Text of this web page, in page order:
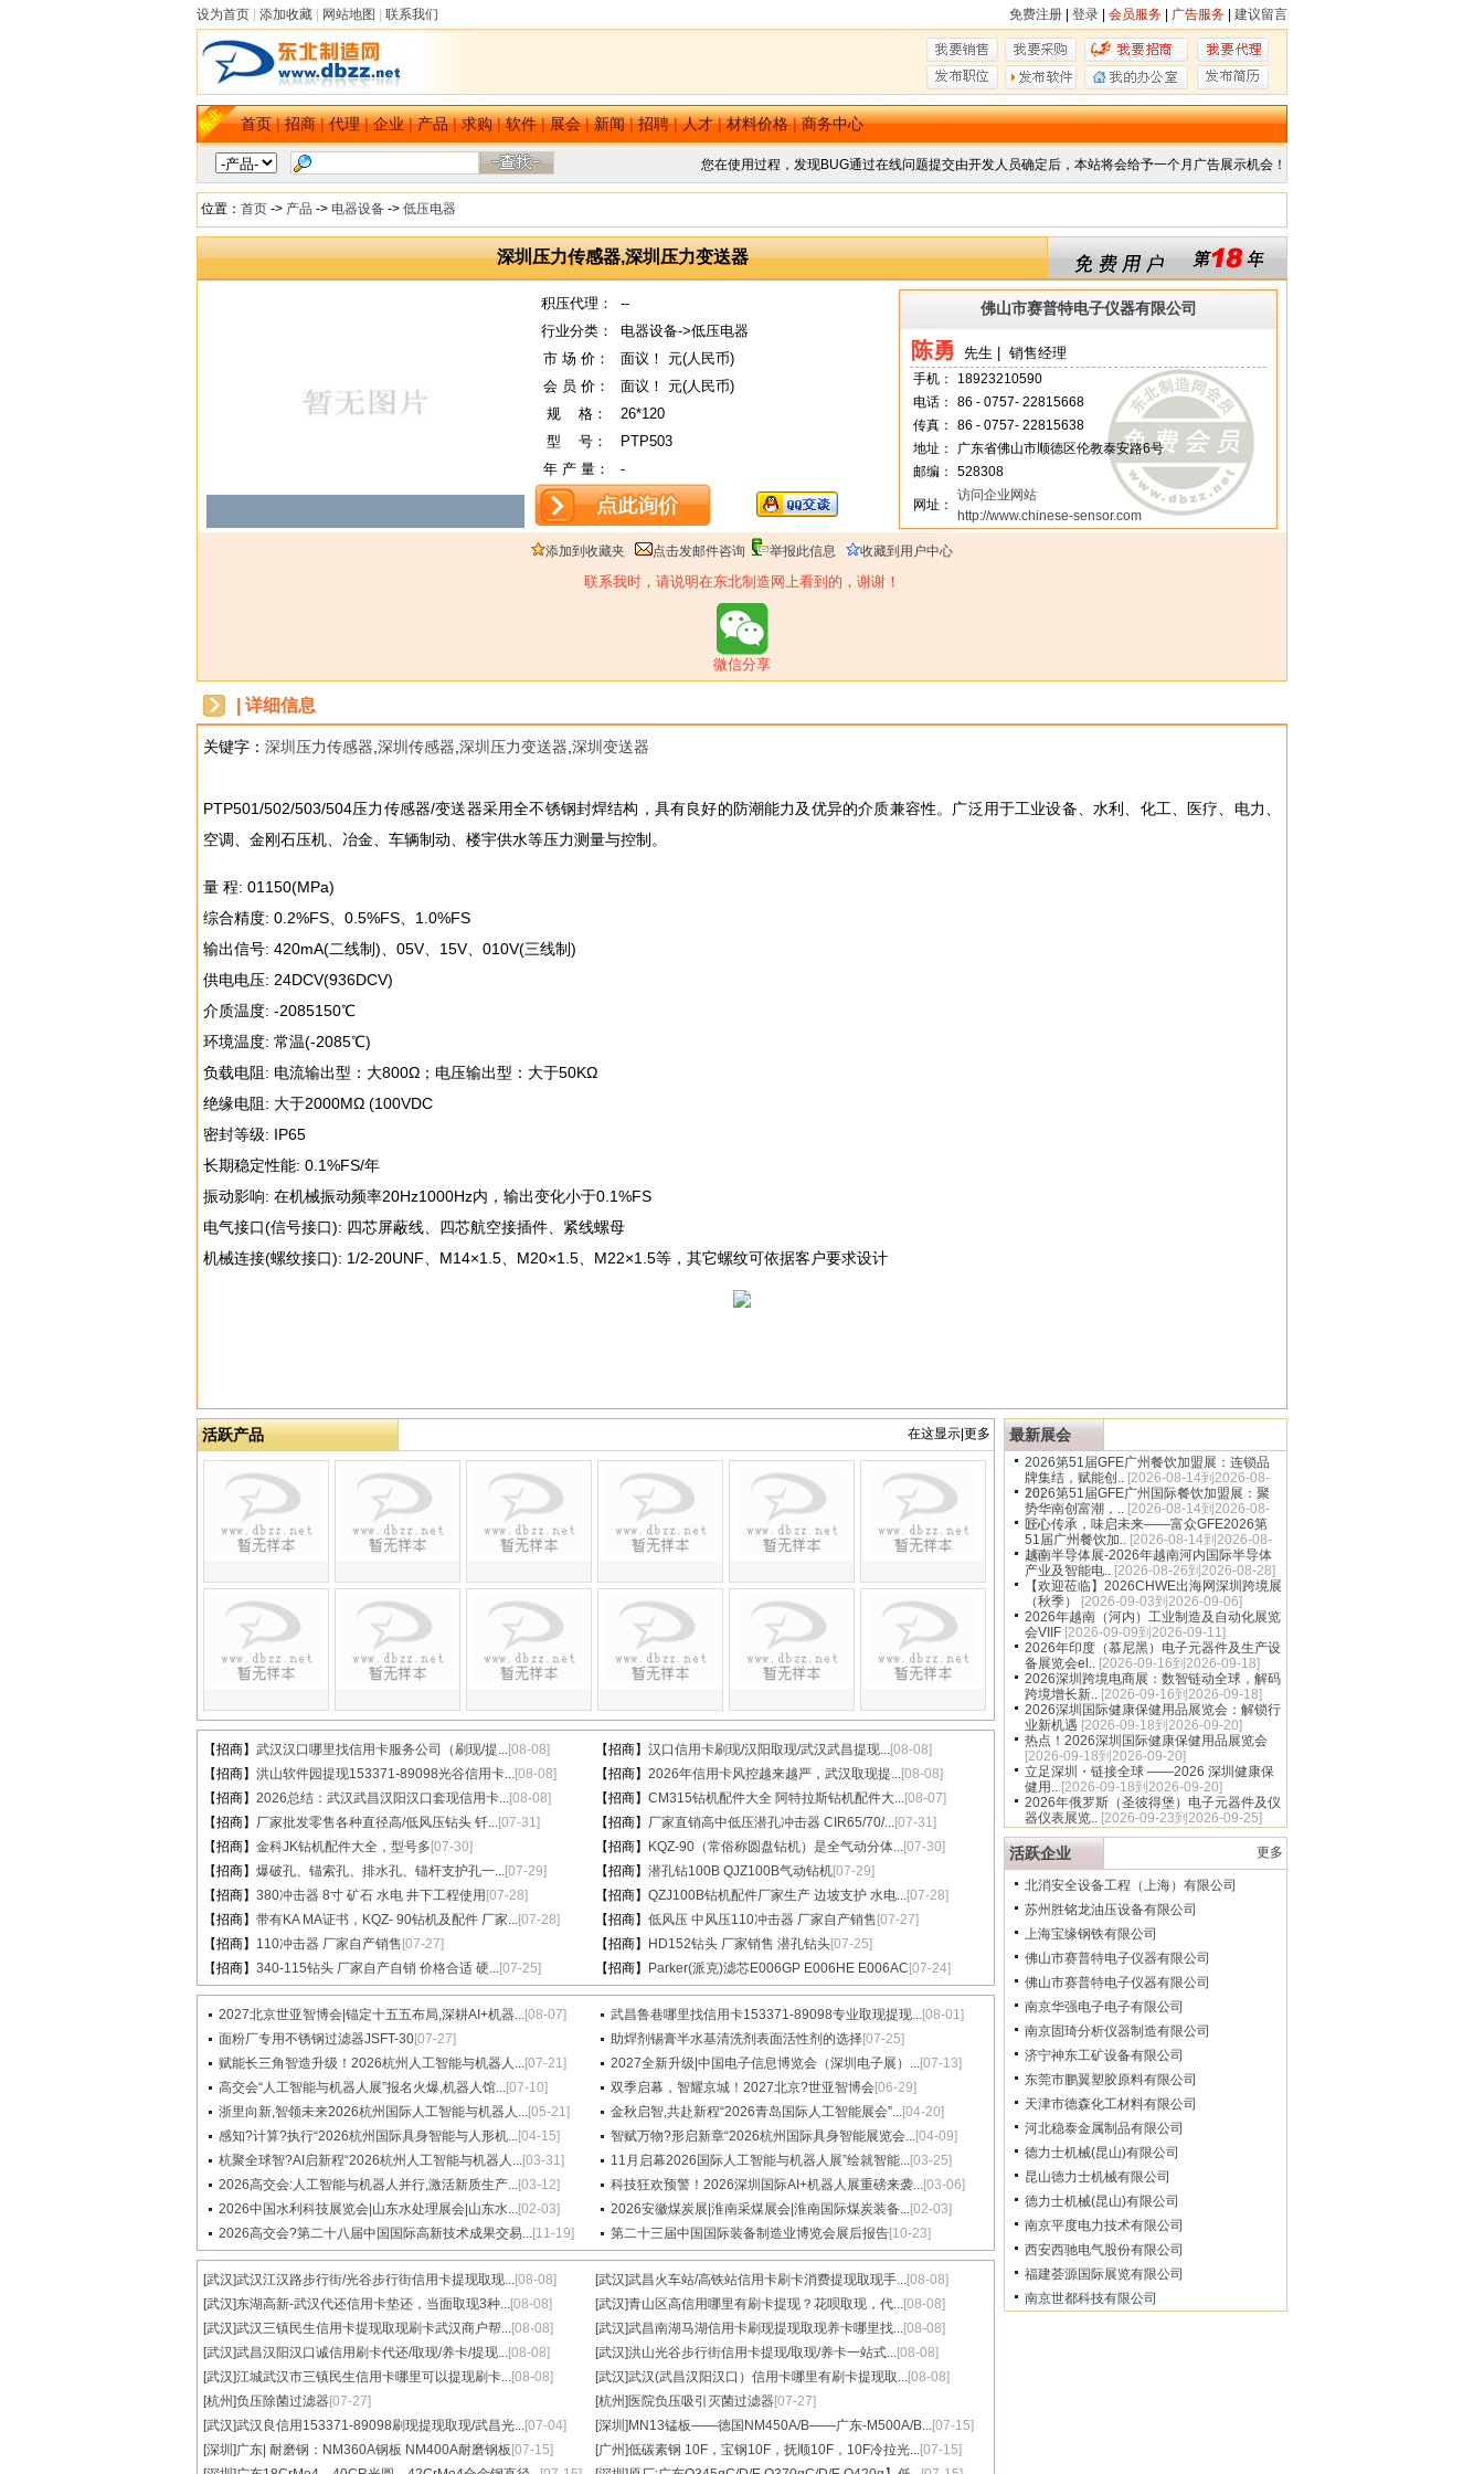
设为首页 添加收藏 网站地图 联系我们 免费注册 登录 会员服务 广告服务 建议留言
首页|招商|代理|企业|产品|求购|软件|展会|新闻|招聘|人才|材料价格|商务中心
您在使用过程，发现BUG通过在线问题提交由开发人员确定后，本站将会给予一个月广告展示机会！
位置： 首页 -> 产品 -> 电器设备 -> 低压电器
深圳压力传感器,深圳压力变送器
积压代理：
--
行业分类：
电器设备->低压电器
市 场 价：
面议！ 元(人民币)
会 员 价：
面议！ 元(人民币)
规
格：
26*120
型
号：
PTP503
年 产 量：
-
佛山市赛普特电子仪器有限公司
陈勇 先生 | 销售经理
手机：
18923210590
电话：
86 - 0757- 22815668
传真：
86 - 0757- 22815638
地址：
广东省佛山市顺德区伦教泰安路6号
邮编：
528308
网址：
访问企业网站
http://www.chinese-sensor.com
添加到收藏夹 点击发邮件咨询 举报此信息 收藏到用户中心
联系我时，请说明在东北制造网上看到的，谢谢！
微信分享
| 详细信息
关键字： 深圳压力传感器 深圳传感器 深圳压力变送器 深圳变送器
PTP501/502/503/504压力传感器/变送器采用全不锈钢封焊结构，具有良好的防潮能力及优异的介质兼容性。广泛用于工业设备、水利、化工、医疗、电力、
空调、金刚石压机、冶金、车辆制动、楼宇供水等压力测量与控制。
量 程: 01150(MPa)
综合精度: 0.2%FS、0.5%FS、1.0%FS
输出信号: 420mA(二线制)、05V、15V、010V(三线制)
供电电压: 24DCV(936DCV)
介质温度: -2085150℃
环境温度: 常温(-2085℃)
负载电阻: 电流输出型：大800Ω；电压输出型：大于50KΩ
绝缘电阻: 大于2000MΩ (100VDC
密封等级: IP65
长期稳定性能: 0.1%FS/年
振动影响: 在机械振动频率20Hz1000Hz内，输出变化小于0.1%FS
电气接口(信号接口): 四芯屏蔽线、四芯航空接插件、紧线螺母
机械连接(螺纹接口): 1/2-20UNF、M14×1.5、M20×1.5、M22×1.5等，其它螺纹可依据客户要求设计
活跃产品 在这显示|更多
【招商】 武汉汉口哪里找信用卡服务公司（刷现/提...[08-08] 【招商】 汉口信用卡刷现/汉阳取现/武汉武昌提现...[08-08]
【招商】 洪山软件园提现153371-89098光谷信用卡...[08-08] 【招商】 2026年信用卡风控越来越严，武汉取现提...[08-08]
【招商】 2026总结：武汉武昌汉阳汉口套现信用卡...[08-08] 【招商】 CM315钻机配件大全 阿特拉斯钻机配件大...[08-07]
【招商】 厂家批发零售各种直径高/低风压钻头 钎...[07-31] 【招商】 厂家直销高中低压潜孔冲击器 CIR65/70/...[07-31]
【招商】 金科JK钻机配件大全，型号多 [07-30] 【招商】 KQZ-90（常俗称圆盘钻机）是全气动分体...[07-30]
【招商】 爆破孔、锚索孔、排水孔、锚杆支护孔一...[07-29] 【招商】 潜孔钻100B QJZ100B气动钻机[07-29]
【招商】 380冲击器 8寸 矿石 水电 井下工程使用 [07-28] 【招商】 QZJ100B钻机配件厂家生产 边坡支护 水电...[07-28]
【招商】 带有KA MA证书，KQZ- 90钻机及配件 厂家...[07-28] 【招商】 低风压 中风压110冲击器 厂家自产销售 [07-27]
【招商】 110冲击器 厂家自产销售 [07-27] 【招商】 HD152钻头 厂家销售 潜孔钻头[07-25]
【招商】 340-115钻头 厂家自产自销 价格合适 硬...[07-25] 【招商】 Parker(派克)滤芯E006GP E006HE E006AC [07-24]
2027北京世亚智博会|锚定十五五布局,深耕AI+机器...[08-07] 武昌鲁巷哪里找信用卡153371-89098专业取现提现...[08-01]
面粉厂专用不锈钢过滤器JSFT-30[07-27] 助焊剂锡膏半水基清洗剂表面活性剂的选择[07-25]
赋能长三角智造升级！2026杭州人工智能与机器人...[07-21] 2027全新升级|中国电子信息博览会（深圳电子展）...[07-13]
高交会“人工智能与机器人展”报名火爆,机器人馆...[07-10] 双季启幕，智耀京城！2027北京?世亚智博会[06-29]
浙里向新,智领未来2026杭州国际人工智能与机器人...[05-21] 金秋启智,共赴新程“2026青岛国际人工智能展会”...[04-20]
感知?计算?执行“2026杭州国际具身智能与人形机...[04-15] 智赋万物?形启新章“2026杭州国际具身智能展览会...[04-09]
杭聚全球智?AI启新程“2026杭州人工智能与机器人...[03-31] 11月启幕2026国际人工智能与机器人展”绘就智能...[03-25]
2026高交会:人工智能与机器人并行,激活新质生产...[03-12] 科技狂欢预警！2026深圳国际AI+机器人展重磅来袭...[03-06]
2026中国水利科技展览会|山东水处理展会|山东水...[02-03] 2026安徽煤炭展|淮南采煤展会|淮南国际煤炭装备...[02-03]
2026高交会?第二十八届中国国际高新技术成果交易...[11-19] 第二十三届中国国际装备制造业博览会展后报告[10-23]
[武汉]武汉江汉路步行街/光谷步行街信用卡提现取现...[08-08] [武汉]武昌火车站/高铁站信用卡刷卡消费提现取现手...[08-08]
[武汉]东湖高新-武汉代还信用卡垫还，当面取现3种...[08-08] [武汉]青山区高信用哪里有刷卡提现？花呗取现，代...[08-08]
[武汉]武汉三镇民生信用卡提现取现刷卡武汉商户帮...[08-08] [武汉]武昌南湖马湖信用卡刷现提现取现养卡哪里找...[08-08]
[武汉]武昌汉阳汉口诚信用刷卡代还/取现/养卡/提现...[08-08] [武汉]洪山光谷步行街信用卡提现/取现/养卡一站式...[08-08]
[武汉]江城武汉市三镇民生信用卡哪里可以提现刷卡...[08-08] [武汉]武汉(武昌汉阳汉口）信用卡哪里有刷卡提现取...[08-08]
[杭州]负压除菌过滤器[07-27] [杭州] 医院负压吸引灭菌过滤器[07-27]
[武汉]武汉良信用153371-89098刷现提现取现/武昌光...[07-04] [深圳] MN13锰板——德国NM450A/B——广东-M500A/B...[07-15]
[深圳]广东| 耐磨钢：NM360A钢板 NM400A耐磨钢板 [07-15] [广州]低碳素钢 10F，宝钢10F，抚顺10F，10F冷拉光...[07-15]
最新展会
2026第51届GFE广州餐饮加盟展：连锁品
牌集结，赋能创.. [2026-08-14到2026-08-
16]
2026第51届GFE广州国际餐饮加盟展：聚
势华南创富潮，.. [2026-08-14到2026-08-
16]
匠心传承，味启未来——富众GFE2026第
51届广州餐饮加.. [2026-08-14到2026-08-
16]
越南半导体展-2026年越南河内国际半导体
产业及智能电.. [2026-08-26到2026-08-28]
【欢迎莅临】2026CHWE出海网深圳跨境展
（秋季）
[2026-09-03到2026-09-06]
2026年越南（河内）工业制造及自动化展览
会VIIF [2026-09-09到2026-09-11]
2026年印度（慕尼黑）电子元器件及生产设
备展览会el.. [2026-09-16到2026-09-18]
2026深圳跨境电商展：数智链动全球，解码
跨境增长新.. [2026-09-16到2026-09-18]
2026深圳国际健康保健用品展览会：解锁行
业新机遇 [2026-09-18到2026-09-20]
热点！2026深圳国际健康保健用品展览会
[2026-09-18到2026-09-20]
立足深圳・链接全球 ——2026 深圳健康保
健用.. [2026-09-18到2026-09-20]
2026年俄罗斯（圣彼得堡）电子元器件及仪
器仪表展览.. [2026-09-23到2026-09-25]
活跃企业 更多
北消安全设备工程（上海）有限公司
苏州胜铭龙油压设备有限公司
上海宝缘钢铁有限公司
佛山市赛普特电子仪器有限公司
佛山市赛普特电子仪器有限公司
南京华强电子电子有限公司
南京固琦分析仪器制造有限公司
济宁神东工矿设备有限公司
东莞市鹏翼塑胶原料有限公司
天津市德森化工材料有限公司
河北稳泰金属制品有限公司
德力士机械(昆山)有限公司
昆山德力士机械有限公司
德力士机械(昆山)有限公司
南京平度电力技术有限公司
西安西驰电气股份有限公司
福建荟源国际展览有限公司
南京世都科技有限公司